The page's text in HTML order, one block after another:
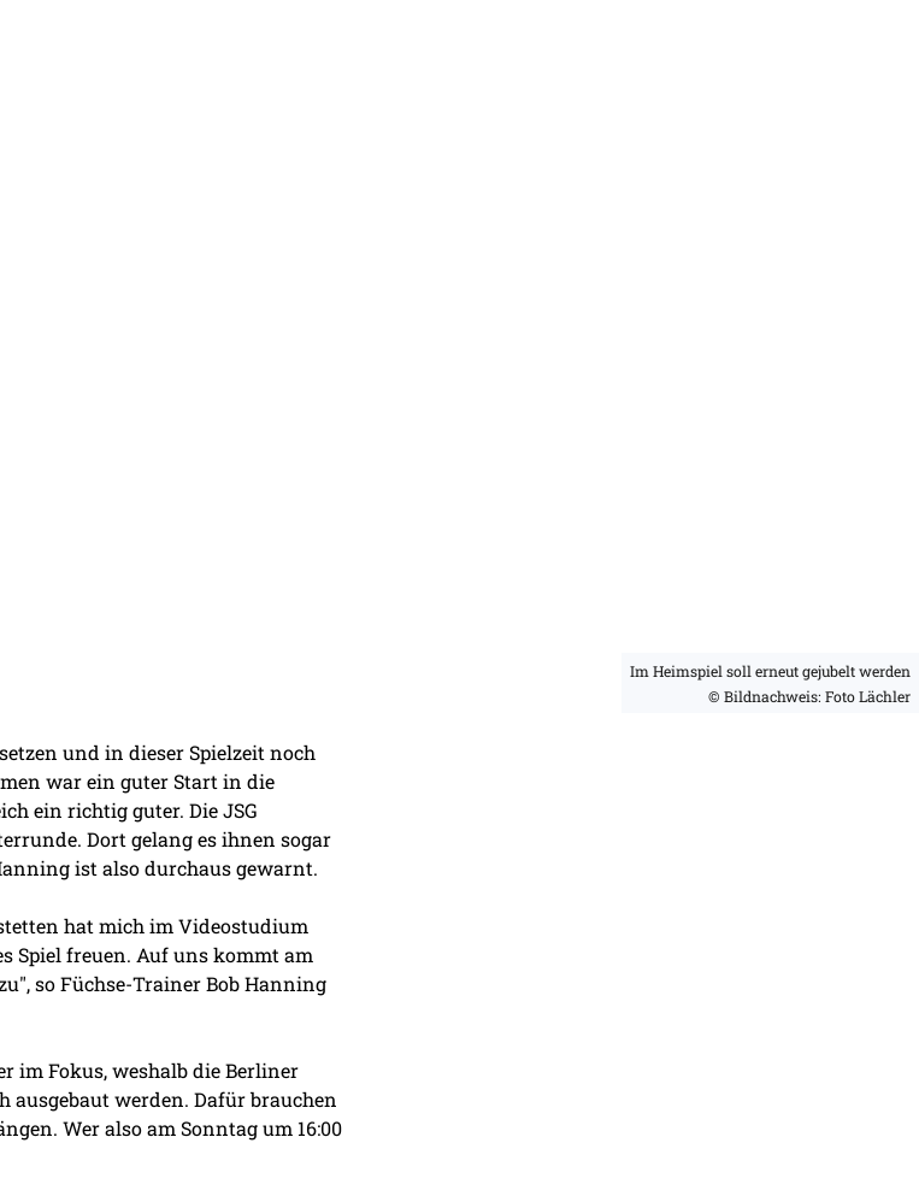
Im Heimspiel soll erneut gejubelt werden
© Bildnachweis: Foto Lächler
und in dieser Spielzeit noch
war ein guter Start in die
ein richtig guter. Die JSG
Dort gelang es ihnen sogar
ist also durchaus gewarnt.
hat mich im Videostudium
Spiel freuen. Auf uns kommt am
so Füchse-Trainer Bob Hanning
im Fokus, weshalb die Berliner
ausgebaut werden. Dafür brauchen
Wer also am Sonntag um 16:00